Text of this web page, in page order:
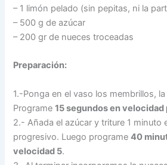
– 1 limón pelado (sin pepitas, ni la
– 500 g de azúcar
– 200 gr de nueces troceadas
Preparación:
1.-Ponga en el vaso los membrillos,
Programe15 segundos en
2.- Añada el azúcar y triture 1 minuto
progresivo. Luego programe40
velocidad 5.